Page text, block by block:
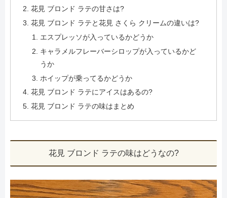
花見 ブロンド ラテの甘さは?
花見 ブロンド ラテと花見 さくら クリームの違いは?
エスプレッソが入っているかどうか
キャラメルフレーバーシロップが入っているかど
うか
ホイップが乗ってるかどうか
花見 ブロンド ラテにアイスはあるの?
花見 ブロンド ラテの味はまとめ
花見 ブロンド ラテの味はどうなの?